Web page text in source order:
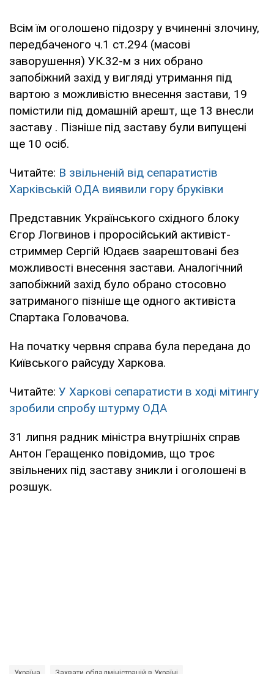
Всім їм оголошено підозру у вчиненні злочину,
передбаченого ч.1 ст.294 (масові
заворушення) УК.32-м з них обрано
запобіжний захід у вигляді утримання під
вартою з можливістю внесення застави, 19
помістили під домашній арешт, ще 13 внесли
заставу . Пізніше під заставу були випущені
ще 10 осіб.
Читайте: В звільненій від сепаратистів
Харківській ОДА виявили гору бруківки
Представник Українського східного блоку
Єгор Логвинов і проросійський активіст-
стриммер Сергій Юдаєв заарештовані без
можливості внесення застави. Аналогічний
запобіжний захід було обрано стосовно
затриманого пізніше ще одного активіста
Спартака Головачова.
На початку червня справа була передана до
Київського райсуду Харкова.
Читайте: У Харкові сепаратисти в ході мітингу
зробили спробу штурму ОДА
31 липня радник міністра внутрішніх справ
Антон Геращенко повідомив, що троє
звільнених під заставу зникли і оголошені в
розшук.